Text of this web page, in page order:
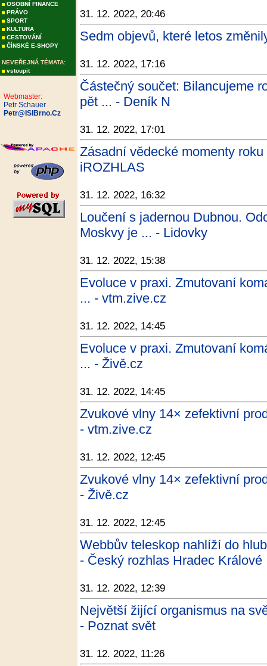
OSOBNÍ FINANCE
PRÁVO
SPORT
KULTURA
CESTOVÁNÍ
ČÍNSKÉ E-SHOPY
NEVEŘEJNÁ TÉMATA:
vstoupit
Webmaster:
Petr Schauer
Petr@ISIBrno.Cz
31. 12. 2022, 20:46
Sedm objevů, které letos
31. 12. 2022, 17:16
Částečný součet: Bilancujeme
pět ... - Deník N
31. 12. 2022, 17:01
Zásadní vědecké momenty
iROZHLAS
31. 12. 2022, 16:32
Loučení s jadernou Dubnou.
Moskvy je ... - Lidovky
31. 12. 2022, 15:38
Evoluce v praxi. Zmutovaní
... - vtm.zive.cz
31. 12. 2022, 14:45
Evoluce v praxi. Zmutovaní
... - Živě.cz
31. 12. 2022, 14:45
Zvukové vlny 14× zefektivní
- vtm.zive.cz
31. 12. 2022, 12:45
Zvukové vlny 14× zefektivní
- Živě.cz
31. 12. 2022, 12:45
Webbův teleskop nahlíží do
- Český rozhlas Hradec Králové
31. 12. 2022, 12:39
Největší žijící organismus na
- Poznat svět
31. 12. 2022, 11:26